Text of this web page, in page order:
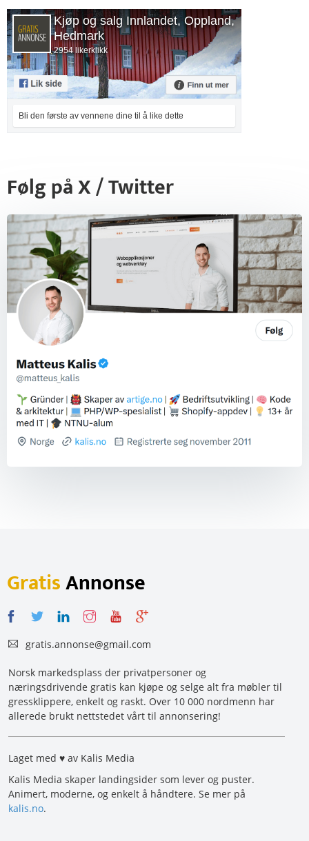
Kjøp og salg Innlandet, Oppland,
Hedmark
2954 likerklikk
Bli den første av vennene dine til å like dette
Følg på X / Twitter
GratisAnnonse
gratis.annonse@gmail.com
Norsk markedsplass der privatpersoner og
næringsdrivende gratis kan kjøpe og selge alt fra møbler til
gressklippere, enkelt og raskt. Over 10 000 nordmenn har
allerede brukt nettstedet vårt til annonsering!
Laget med ♥ av Kalis Media
Kalis Media skaper landingsider som lever og puster.
Animert, moderne, og enkelt å håndtere. Se mer på
kalis.no.